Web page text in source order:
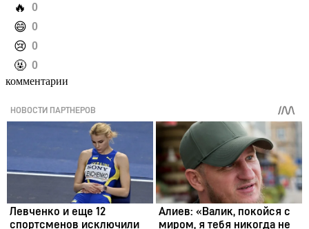
️🔥 0
️😄 0
️😢 0
️🤬 0
комментарии